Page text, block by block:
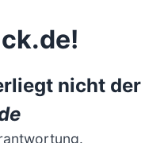
nicht der